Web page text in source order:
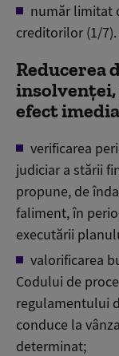
număr limitat
creditorilor (1/7).
Reducerea
efect
verificarea
judiciar a stării
propune, de
faliment, în
executării
valorificarea
Codului de
regulamentului
conduce la
determinat;